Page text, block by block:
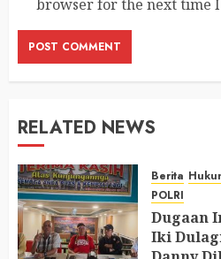
browser for the next time
RELATED NEWS
Berita
POLRI
Dugaan
Iki